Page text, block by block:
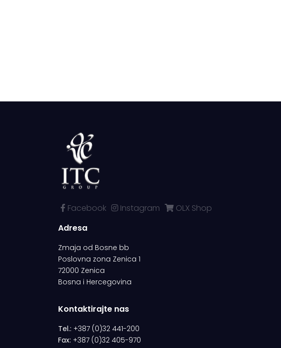
Facebook Instagram
OLX Shop
Adresa
Zmaja od Bosne bb
Poslovna zona Zenica 1
72000 Zenica
Bosna i Hercegovina
Kontaktirajte nas
Tel.: +387 (0)32 441-200
Fax: +387 (0)32 405-970